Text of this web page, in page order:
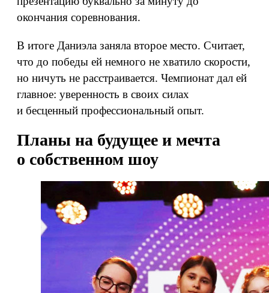
окончания соревнования.
В итоге Даниэла заняла второе место. Считает,
что до победы ей немного не хватило скорости,
но ничуть не расстраивается. Чемпионат дал ей
главное: уверенность в своих силах
и бесценный профессиональный опыт.
Планы на будущее и мечта
о собственном шоу